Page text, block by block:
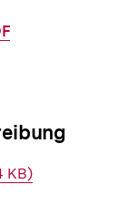
KB)